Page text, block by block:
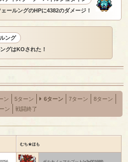
ールングのHPに4382のダメージ！
ング
グはKOされた！
ン 5ターン 6ターン 7ターン
8ターン
ン
戦闘終了
むち★ほも